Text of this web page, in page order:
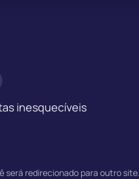
inesquecíveis
será redirecionado para outro site.